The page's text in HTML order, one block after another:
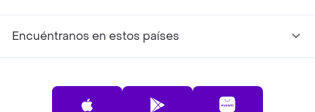
Encuéntranos en estos países